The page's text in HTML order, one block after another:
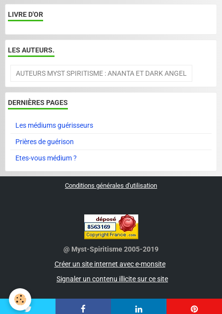
LIVRE D'OR
LES AUTEURS.
AUTEURS MYST SPIRITISME : ANANTA ET DARK ANGEL
DERNIÈRES PAGES
Les médiums guérisseurs
Prières de guérison
Etes-vous médium ?
Conditions générales d'utilisation
@ Myst-Spiritisme 2005-2019
Créer un site internet avec e-monsite
Signaler un contenu illicite sur ce site